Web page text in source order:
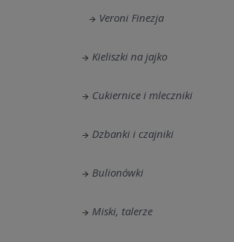
Veroni Finezja
Kieliszki na jajko
Cukiernice i mleczniki
Dzbanki i czajniki
Bulionówki
Miski, talerze